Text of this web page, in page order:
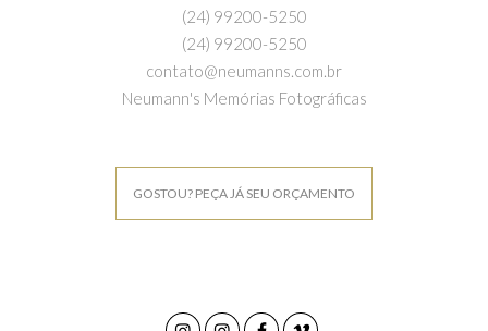
(24) 99200-5250
(24) 99200-5250
contato@neumanns.com.br
Neumann's Memórias Fotográficas
GOSTOU? PEÇA JÁ SEU ORÇAMENTO